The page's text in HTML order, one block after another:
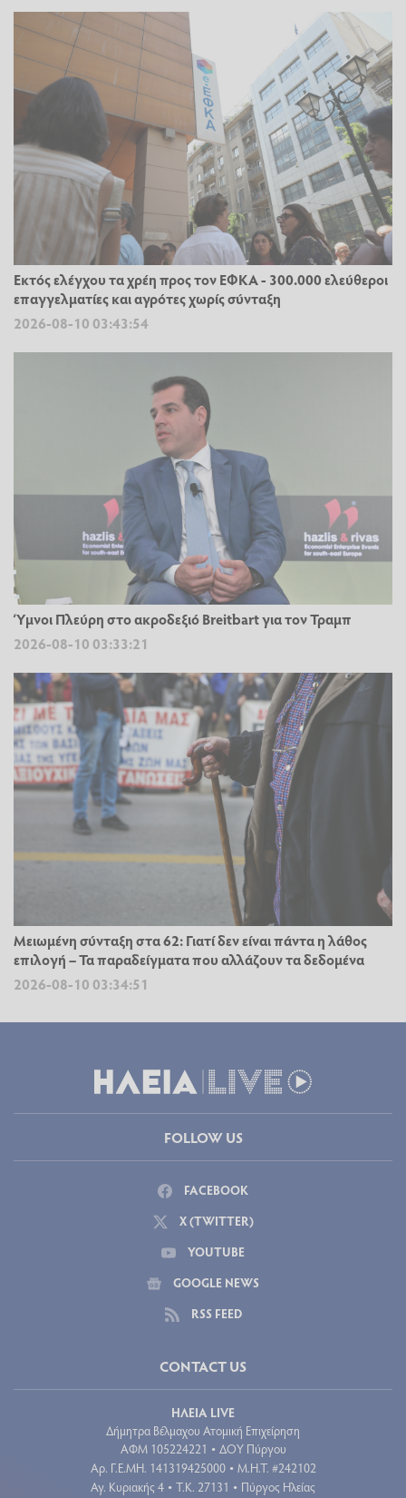
Εκτός ελέγχου τα χρέη προς τον ΕΦΚΑ - 300.000 ελεύθεροι
επαγγελματίες και αγρότες χωρίς σύνταξη
2026-08-10 03:43:54
Ύμνοι Πλεύρη στο ακροδεξιό Breitbart για τον Τραμπ
2026-08-10 03:33:21
Μειωμένη σύνταξη στα 62: Γιατί δεν είναι πάντα η λάθος
επιλογή – Τα παραδείγματα που αλλάζουν τα δεδομένα
2026-08-10 03:34:51
FOLLOW US
FACEBOOK
X (TWITTER)
YOUTUBE
GOOGLE NEWS
RSS FEED
CONTACT US
ΗΛΕΙΑ LIVE
Δήμητρα Βέλμαχου Ατομική Επιχείρηση
ΑΦΜ 105224221 • ΔΟΥ Πύργου
Aρ. Γ.Ε.ΜΗ. 141319425000 • Μ.Η.Τ. #242102
Αγ. Κυριακής 4 • Τ.Κ. 27131 • Πύργος Ηλείας